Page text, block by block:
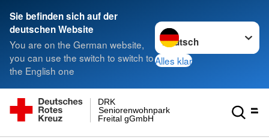
Sie befinden sich auf der
deutschen Website
You are on the German website,
you can use the switch to switch to
the English one
Sprache wechseln zu
Alles klar
Freital gGmbH
Seniorenwohnpark
DRK